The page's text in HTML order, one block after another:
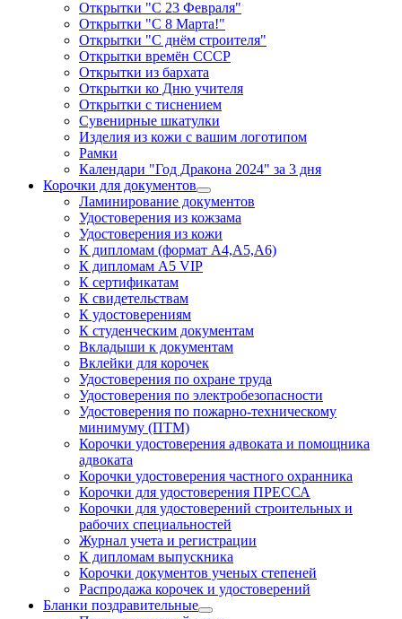
Открытки "С 23 Февраля"
Открытки "С 8 Марта!"
Открытки "С днём строителя"
Открытки времён СССР
Открытки из бархата
Открытки ко Дню учителя
Открытки с тиснением
Сувенирные шкатулки
Изделия из кожи с вашим логотипом
Рамки
Календари "Год Дракона 2024" за 3 дня
Корочки для документов
Ламинирование документов
Удостоверения из кожзама
Удостоверения из кожи
К дипломам (формат А4,А5,А6)
К дипломам А5 VIP
К сертификатам
К свидетельствам
К удостоверениям
К студенческим документам
Вкладыши к документам
Вклейки для корочек
Удостоверения по охране труда
Удостоверения по электробезопасности
Удостоверения по пожарно-техническому
минимуму (ПТМ)
Корочки удостоверения адвоката и помощника
адвоката
Корочки удостоверения частного охранника
Корочки для удостоверения ПРЕССА
Корочки для удостоверений строительных и
рабочих специальностей
Журнал учета и регистрации
К дипломам выпускника
Корочки документов ученых степеней
Распродажа корочек и удостоверений
Бланки поздравительные